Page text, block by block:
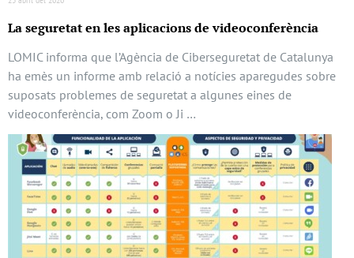
La seguretat en les aplicacions de videoconferència
LOMIC informa que l’Agència de Ciberseguretat de Catalunya
ha emès un informe amb relació a notícies aparegudes sobre
suposats problemes de seguretat a algunes eines de
videoconferència, com Zoom o Ji …